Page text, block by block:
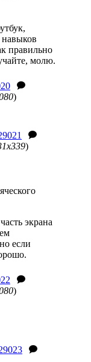
правильно
молю.
)
)
экрана
если
)